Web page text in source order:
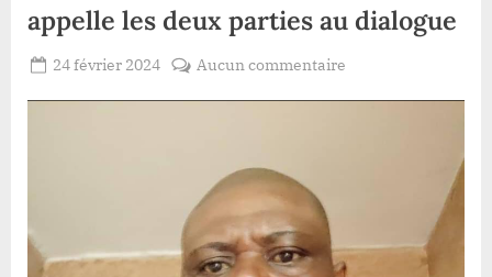
appelle les deux parties au dialogue
Posted
24 février 2024
Aucun commentaire
Kibali